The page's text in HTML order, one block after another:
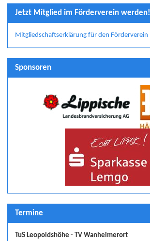
Jetzt Mitglied im Förderverein werden!
Mitgliedschaftserklärung für den Förderverein
Sponsoren
Termine
TuS Leopoldshöhe - TV Wanheimerort